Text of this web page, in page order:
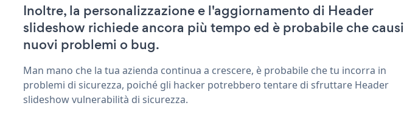
Inoltre, la personalizzazione e l'aggiornamento di Header
slideshow richiede ancora più tempo ed è probabile che causi
nuovi problemi o bug.
Man mano che la tua azienda continua a crescere, è probabile che tu incorra in
problemi di sicurezza, poiché gli hacker potrebbero tentare di sfruttare Header
slideshow vulnerabilità di sicurezza.